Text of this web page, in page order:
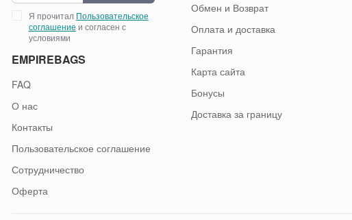
Я прочитал Пользовательское
соглашение и согласен с
условиями
EMPIREBAGS
FAQ
О нас
Контакты
Пользовательское соглашение
Сотрудничество
Оферта
Обмен и Возврат
Оплата и доставка
Гарантия
Карта сайта
Бонусы
Доставка за границу